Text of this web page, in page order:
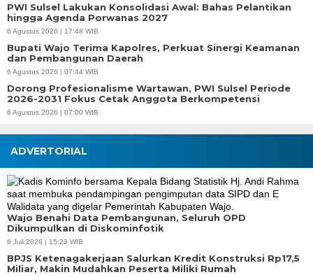
PWI Sulsel Lakukan Konsolidasi Awal: Bahas Pelantikan
hingga Agenda Porwanas 2027
6 Agustus 2026 | 17:48 WIB
Bupati Wajo Terima Kapolres, Perkuat Sinergi Keamanan
dan Pembangunan Daerah
6 Agustus 2026 | 07:44 WIB
Dorong Profesionalisme Wartawan, PWI Sulsel Periode
2026-2031 Fokus Cetak Anggota Berkompetensi
6 Agustus 2026 | 07:00 WIB
ADVERTORIAL
Wajo Benahi Data Pembangunan, Seluruh OPD
Dikumpulkan di Diskominfotik
6 Juli 2026 | 15:23 WIB
BPJS Ketenagakerjaan Salurkan Kredit Konstruksi Rp17,5
Miliar, Makin Mudahkan Peserta Miliki Rumah